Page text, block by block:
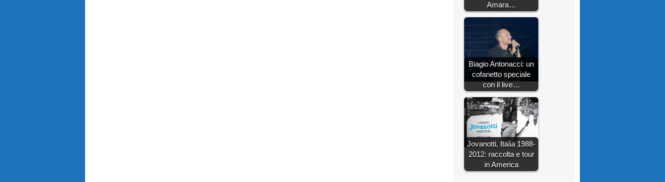
Amara…
Biagio Antonacci: un
cofanetto speciale
con il live…
Jovanotti, Italia 1988-
2012: raccolta e tour
in America